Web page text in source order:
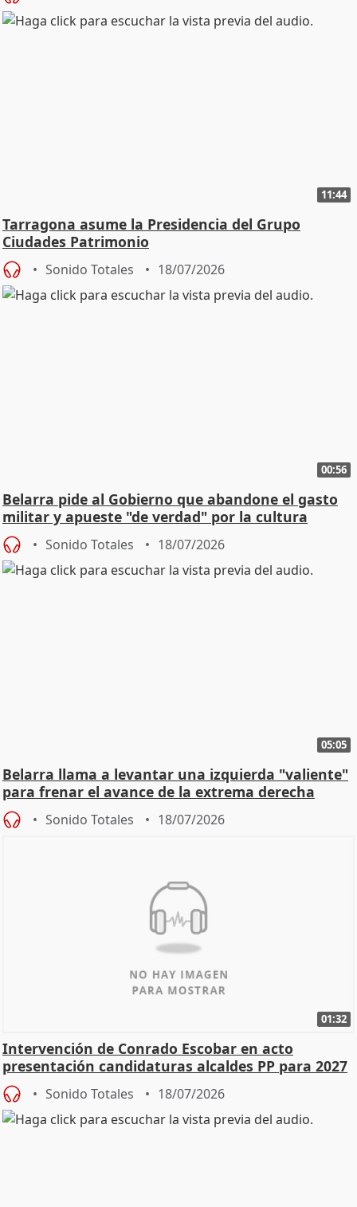
11:44
Tarragona asume la Presidencia del Grupo
Ciudades Patrimonio
Sonido Totales 18/07/2026
00:56
Belarra pide al Gobierno que abandone el gasto
militar y apueste "de verdad" por la cultura
Sonido Totales 18/07/2026
05:05
Belarra llama a levantar una izquierda "valiente"
para frenar el avance de la extrema derecha
Sonido Totales 18/07/2026
01:32
Intervención de Conrado Escobar en acto
presentación candidaturas alcaldes PP para 2027
Sonido Totales 18/07/2026